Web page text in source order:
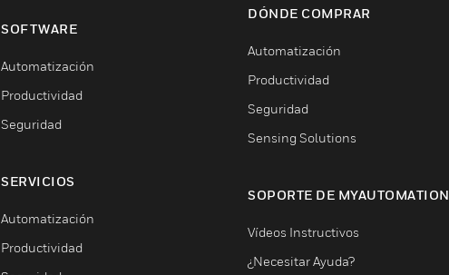
SOFTWARE
Automatización
Productividad
Seguridad
SERVICIOS
Automatización
Productividad
DÓNDE COMPRAR
Automatización
Productividad
Seguridad
Sensing Solutions
SOPORTE DE MYAUTOMATION
Vídeos Instructivos
¿Necesitar Ayuda?